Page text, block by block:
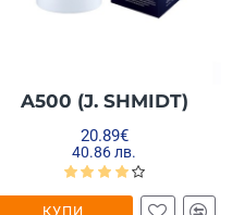
A500 (J. SHMIDT)
20.89€
40.86 лв.
КУПИ